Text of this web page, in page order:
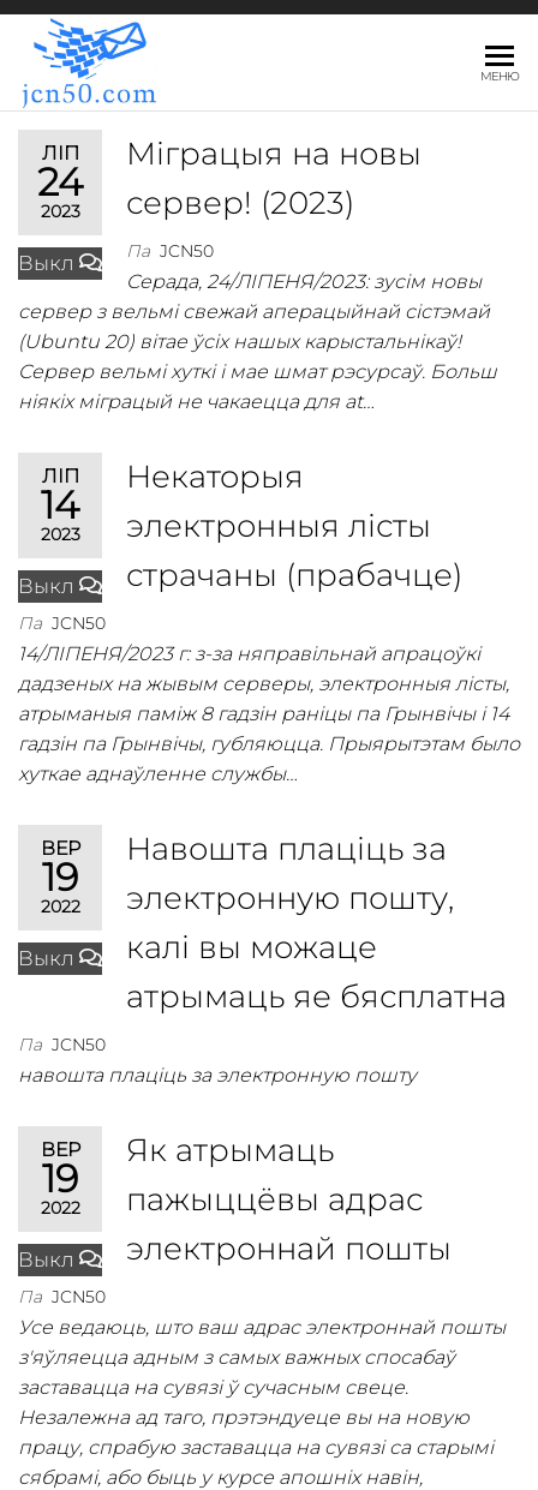
МЕНЮ
ЛІП
24
2023
Выкл
Міграцыя на новы
сервер! (2023)
Па JCN50
Серада, 24/ЛІПЕНЯ/2023: зусім новы
сервер з вельмі свежай аперацыйнай сістэмай
(Ubuntu 20) вітае ўсіх нашых карыстальнікаў!
Сервер вельмі хуткі і мае шмат рэсурсаў. Больш
ніякіх міграцый не чакаецца для at…
ЛІП
14
2023
Выкл
Некаторыя
электронныя лісты
страчаны (прабачце)
Па JCN50
14/ЛІПЕНЯ/2023 г: з-за няправільнай апрацоўкі
дадзеных на жывым серверы, электронныя лісты,
атрыманыя паміж 8 гадзін раніцы па Грынвічы і 14
гадзін па Грынвічы, губляюцца. Прыярытэтам было
хуткае аднаўленне службы…
ВЕР
19
2022
Выкл
Навошта плаціць за
электронную пошту,
калі вы можаце
атрымаць яе бясплатна
Па JCN50
навошта плаціць за электронную пошту
ВЕР
19
2022
Выкл
Як атрымаць
пажыццёвы адрас
электроннай пошты
Па JCN50
Усе ведаюць, што ваш адрас электроннай пошты
з'яўляецца адным з самых важных спосабаў
заставацца на сувязі ў сучасным свеце.
Незалежна ад таго, прэтэндуеце вы на новую
працу, спрабую заставацца на сувязі са старымі
сябрамі, або быць у курсе апошніх навін,